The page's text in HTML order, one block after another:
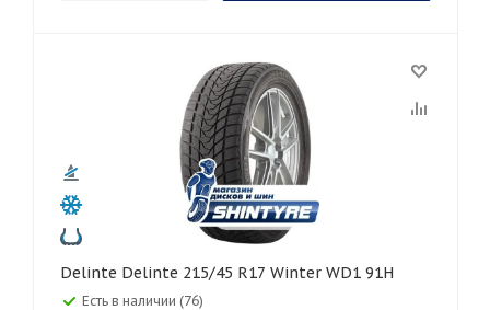
Delinte Delinte 215/45 R17 Winter WD1 91H
Есть в наличии (76)